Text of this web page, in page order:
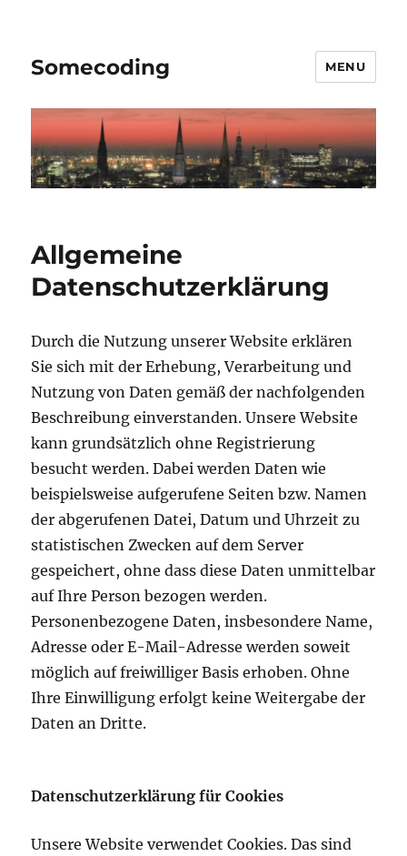
Somecoding MENU
Allgemeine
Datenschutzerklärung
Durch die Nutzung unserer Website erklären
Sie sich mit der Erhebung, Verarbeitung und
Nutzung von Daten gemäß der nachfolgenden
Beschreibung einverstanden. Unsere Website
kann grundsätzlich ohne Registrierung
besucht werden. Dabei werden Daten wie
beispielsweise aufgerufene Seiten bzw. Namen
der abgerufenen Datei, Datum und Uhrzeit zu
statistischen Zwecken auf dem Server
gespeichert, ohne dass diese Daten unmittelbar
auf Ihre Person bezogen werden.
Personenbezogene Daten, insbesondere Name,
Adresse oder E-Mail-Adresse werden soweit
möglich auf freiwilliger Basis erhoben. Ohne
Ihre Einwilligung erfolgt keine Weitergabe der
Daten an Dritte.
Datenschutzerklärung für Cookies
Unsere Website verwendet Cookies. Das sind